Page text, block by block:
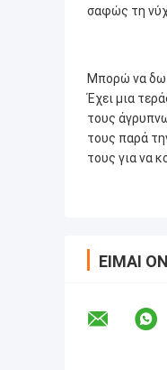
σαφώς τη
Μπορώ να δω
Έχει μια
τους
τους παρά
τους για να
ΕΊΜΑΙ